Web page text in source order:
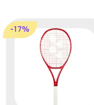
-17%